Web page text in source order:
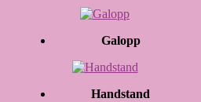
Galopp
Handstand